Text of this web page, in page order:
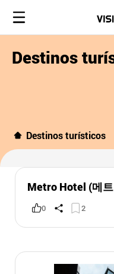
Destinos
Destinos turísticos
Metro Hotel (메
0 2